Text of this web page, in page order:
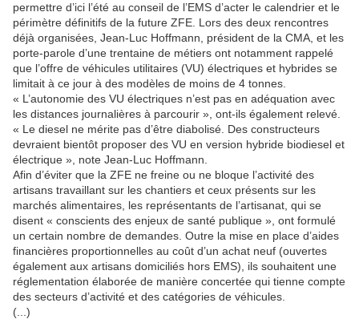
permettre d’ici l’été au conseil de l’EMS d’acter le calendrier et le
périmètre définitifs de la future ZFE. Lors des deux rencontres
déjà organisées, Jean-Luc Hoffmann, président de la CMA, et les
porte-parole d’une trentaine de métiers ont notamment rappelé
que l’offre de véhicules utilitaires (VU) électriques et hybrides se
limitait à ce jour à des modèles de moins de 4 tonnes.
« L’autonomie des VU électriques n’est pas en adéquation avec
les distances journalières à parcourir », ont-ils également relevé.
« Le diesel ne mérite pas d’être diabolisé. Des constructeurs
devraient bientôt proposer des VU en version hybride biodiesel et
électrique », note Jean-Luc Hoffmann.
Afin d’éviter que la ZFE ne freine ou ne bloque l’activité des
artisans travaillant sur les chantiers et ceux présents sur les
marchés alimentaires, les représentants de l’artisanat, qui se
disent « conscients des enjeux de santé publique », ont formulé
un certain nombre de demandes. Outre la mise en place d’aides
financières proportionnelles au coût d’un achat neuf (ouvertes
également aux artisans domiciliés hors EMS), ils souhaitent une
réglementation élaborée de manière concertée qui tienne compte
des secteurs d’activité et des catégories de véhicules.
(...)